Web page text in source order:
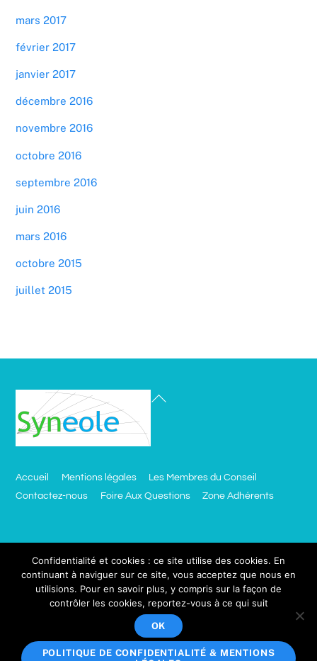
mars 2017
février 2017
janvier 2017
décembre 2016
novembre 2016
octobre 2016
septembre 2016
juin 2016
mars 2016
octobre 2015
juillet 2015
Accueil Mentions légales
Les Membres du Conseil
Contactez-nous
Foire Aux Questions Zone Adhérents
Besoin d’un site comme celui ci ?
click.ciblemut.net
Votre adresse email sera utilisée uniquement dans le cadre
Copyright © 2018 Synéole, Tous droits réservés.
Confidentialité et cookies : ce site utilise des cookies. En
continuant à naviguer sur ce site, vous acceptez que nous en
utilisions. Pour en savoir plus, y compris sur la façon de
contrôler les cookies, reportez-vous à ce qui suit
OK
POLITIQUE DE CONFIDENTIALITÉ & MENTIONS